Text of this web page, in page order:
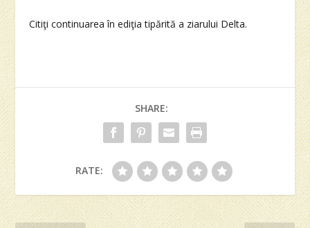
Citiţi continuarea în ediţia tipărită a ziarului Delta.
SHARE:
RATE: